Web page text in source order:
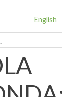
English